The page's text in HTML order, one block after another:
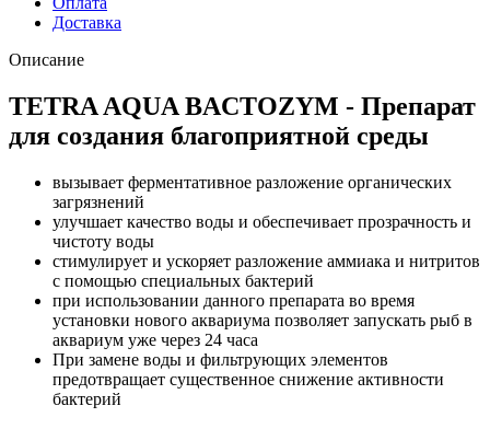
Доставка
Описание
TETRA AQUA BACTOZYM - Препарат
для создания благоприятной среды
вызывает ферментативное разложение органических
загрязнений
улучшает качество воды и обеспечивает прозрачность и
чистоту воды
стимулирует и ускоряет разложение аммиака и нитритов
с помощью специальных бактерий
при использовании данного препарата во время
установки нового аквариума позволяет запускать рыб в
аквариум уже через 24 часа
При замене воды и фильтрующих элементов
предотвращает существенное снижение активности
бактерий